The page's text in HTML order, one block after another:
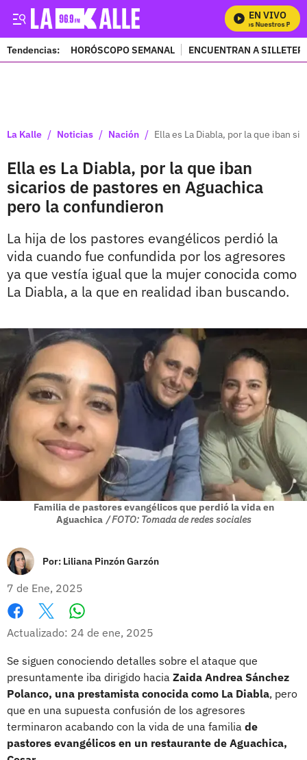
EN VIVO
Mira Todos Nuestros
Tendencias: HORÓSCOPO SEMANAL ENCUENTRAN A
La Kalle / Noticias / Nación / Ella es La Diabla, por la que iban
Ella es La Diabla, por la que iban
sicarios de pastores en Aguachica
pero la confundieron
La hija de los pastores evangélicos perdió la
vida cuando fue confundida por los agresores
ya que vestía igual que la mujer conocida como
La Diabla, a la que en realidad iban buscando.
Familia de pastores evangélicos que perdió la vida en
Aguachica / FOTO: Tomada de redes sociales
Por: Liliana Pinzón Garzón
7 de Ene, 2025
Facebook
X
Actualizado: 24 de ene, 2025
Se siguen conociendo detalles sobre el ataque que
presuntamente iba dirigido hacia Zaida Andrea Sánchez
Polanco, una prestamista conocida como La Diabla, pero
que en una supuesta confusión de los agresores
terminaron acabando con la vida de una familia de
pastores evangélicos en un restaurante de Aguachica,